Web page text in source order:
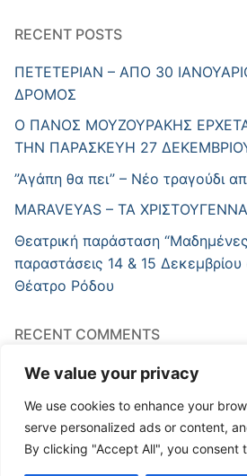
We value your privacy
We use cookies to enhance your
serve personalized ads or content,
By clicking "Accept All", you consent
RECENT POSTS
ΠΕΤΕΤΕΡΙΑΝ – ΑΠΟ 30
ΔΡΟΜΟΣ
Ο ΠΑΝΟΣ ΜΟΥΖΟΥΡΑΚΗΣ
ΤΗΝ ΠΑΡΑΣΚΕΥΗ 27
”Αγάπη θα πει” – Νέο τραγούδι
MARAVEYAS – ΤΑ
Θεατρική παράσταση
παραστάσεις 14 & 15
Θέατρο Ρόδου
RECENT COMMENTS
A WordPress Commenter